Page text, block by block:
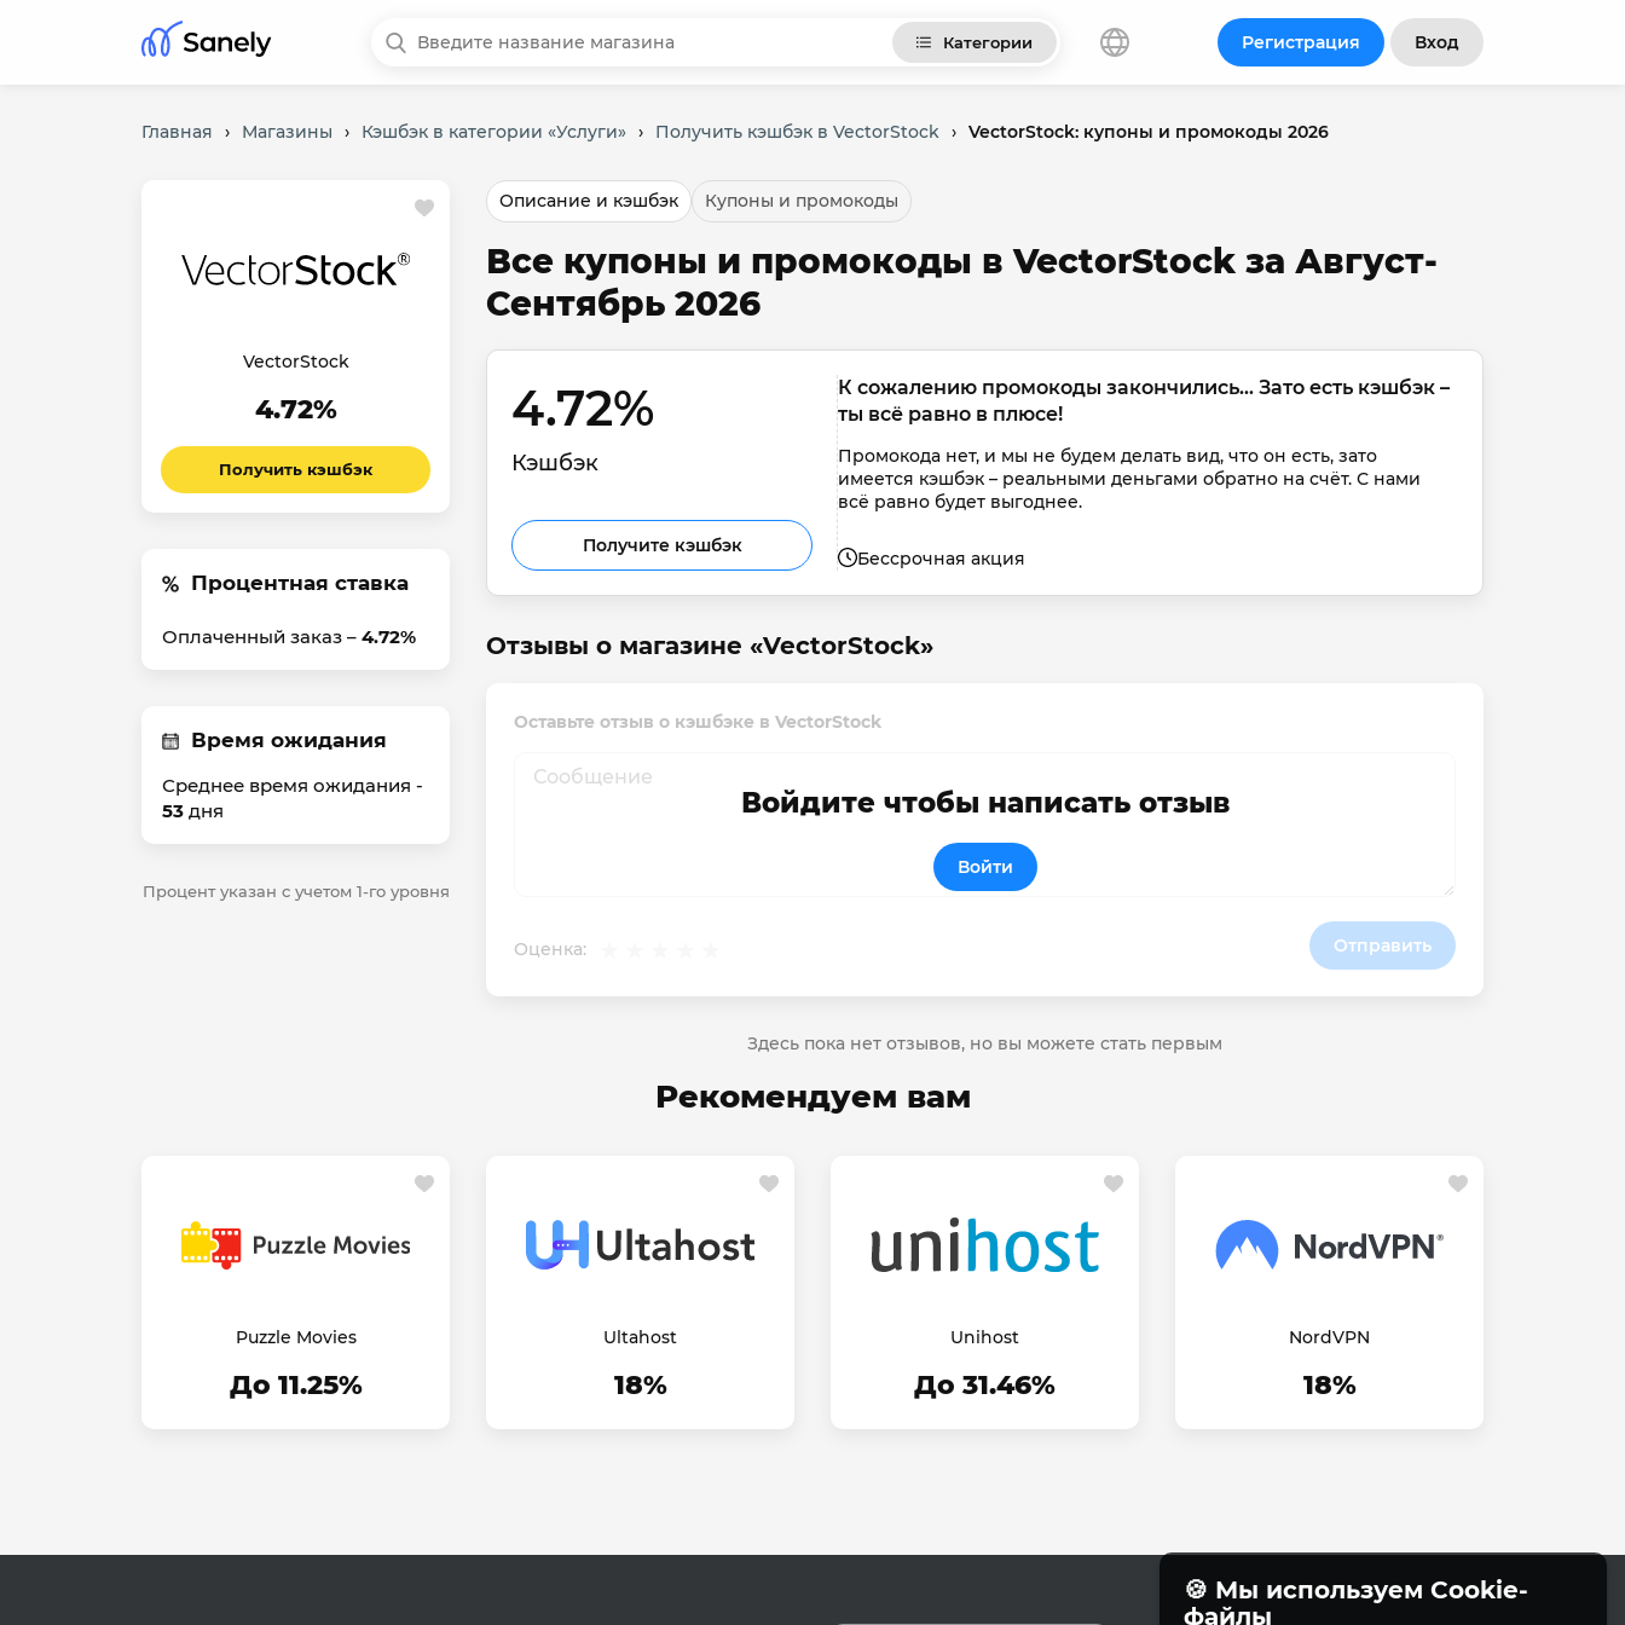
Категории Регистрация Вход
Главная › Магазины › Кэшбэк в категории «Услуги» › Получить кэшбэк в VectorStock › VectorStock: купоны и промокоды 2026
VectorStock
4.72%
Получить кэшбэк
Процентная ставка
Оплаченный заказ – 4.72%
Время ожидания
Среднее время ожидания -
53 дня
Процент указан с учетом 1-го уровня
Описание и кэшбэк Купоны и промокоды
Все купоны и промокоды в VectorStock за Август-
Сентябрь 2026
4.72%
Кэшбэк
Получите кэшбэк
К сожалению промокоды закончились... Зато есть кэшбэк –
ты всё равно в плюсе!
Промокода нет, и мы не будем делать вид, что он есть, зато
имеется кэшбэк – реальными деньгами обратно на счёт. С нами
всё равно будет выгоднее.
Бессрочная акция
Отзывы о магазине «VectorStock»
Оставьте отзыв о кэшбэке в VectorStock
Оценка: Отправить
Войдите чтобы написать отзыв
Войти
Здесь пока нет отзывов, но вы можете стать первым
Рекомендуем вам
Puzzle Movies
До 11.25%
Ultahost
18%
Unihost
До 31.46%
NordVPN
18%
🍪 Мы используем Cookie-
файлы